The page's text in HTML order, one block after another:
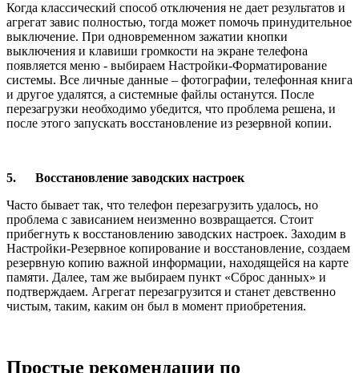
Когда классический способ отключения не дает результатов и
агрегат завис полностью, тогда может помочь принудительное
выключение. При одновременном зажатии кнопки
выключения и клавиши громкости на экране телефона
появляется меню - выбираем Настройки-Форматирование
системы. Все личные данные – фотографии, телефонная книга
и другое удалятся, а системные файлы останутся. После
перезагрузки необходимо убедится, что проблема решена, и
после этого запускать восстановление из резервной копии.
5. Восстановление заводских настроек
Часто бывает так, что телефон перезагрузить удалось, но
проблема с зависанием неизменно возвращается. Стоит
прибегнуть к восстановлению заводских настроек. Заходим в
Настройки-Резервное копирование и восстановление, создаем
резервную копию важной информации, находящейся на карте
памяти. Далее, там же выбираем пункт «Сброс данных» и
подтверждаем. Агрегат перезагрузится и станет девственно
чистым, таким, каким он был в момент приобретения.
Простые рекомендации по